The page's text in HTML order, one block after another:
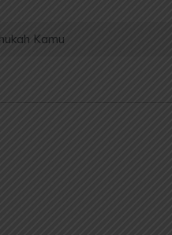
Kamu